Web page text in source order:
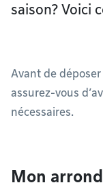
saison? Voici
Avant de
assurez-vous
nécessaires.
Mon